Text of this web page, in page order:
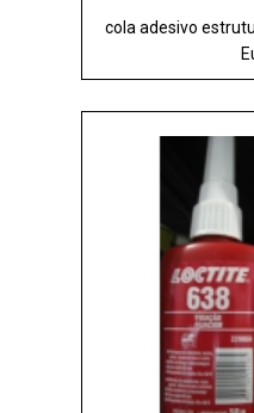
cola adesivo